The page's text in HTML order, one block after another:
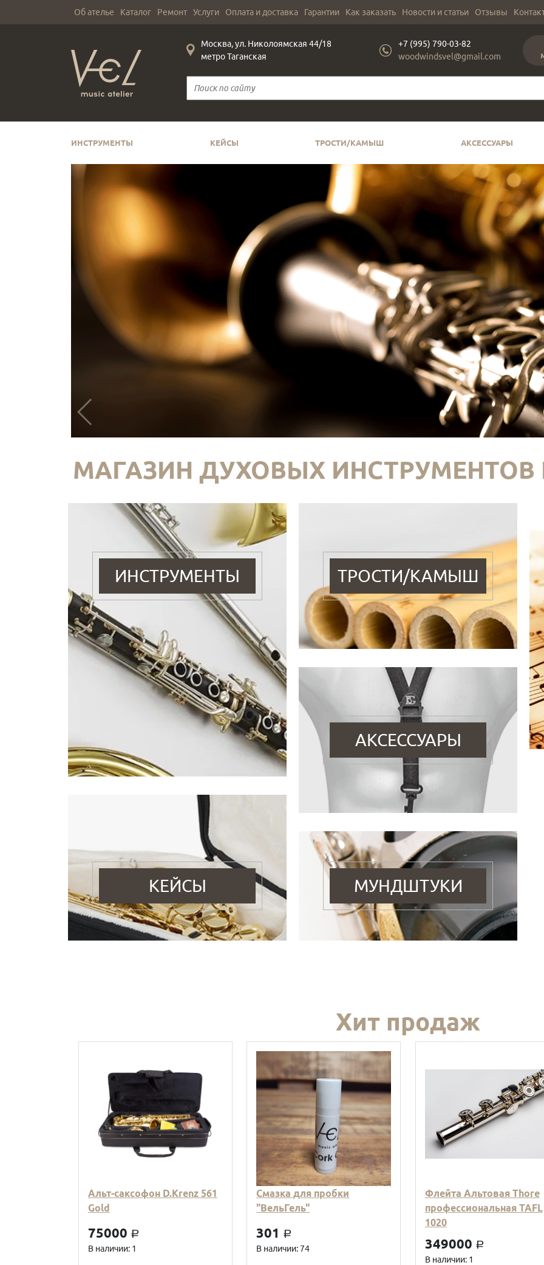
Об ателье Каталог Ремонт Услуги Оплата и доставка Гарантии Как заказать Новости и статьи Отзывы
Москва, ул. Николоямская 44/18
метро Таганская
+7 (995) 790-03-82
woodwindsvel@gmail.com
ИНСТРУМЕНТЫ КЕЙСЫ ТРОСТИ/КАМЫШ АКСЕССУАРЫ
МАГАЗИН ДУХОВЫХ ИНСТРУМЕНТОВ
ИНСТРУМЕНТЫ
КЕЙСЫ
ТРОСТИ/КАМЫШ
АКСЕССУАРЫ
МУНДШТУКИ
Хит продаж
Альт-саксофон D.Krenz 561
Gold
75000 a
В наличии: 1
Смазка для пробки
"ВельГель"
301 a
В наличии: 74
Флейта Альтовая Thore
профессиональная TAFL
1020
349000 a
В наличии: 1